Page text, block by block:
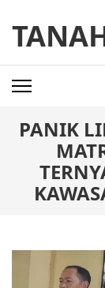
content
(Press
Enter)
PANIK